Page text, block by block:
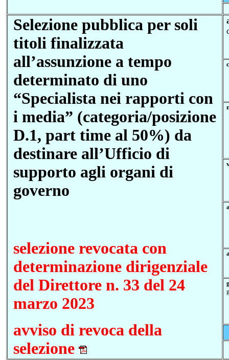
Selezione pubblica per soli
titoli finalizzata
all’assunzione a tempo
determinato di uno
“Specialista nei rapporti con
i media” (categoria/posizione
D.1, part time al 50%) da
destinare all’Ufficio di
supporto agli organi di
governo
selezione revocata con
determinazione dirigenziale
del Direttore n. 33 del 24
marzo 2023
avviso di revoca della
selezione